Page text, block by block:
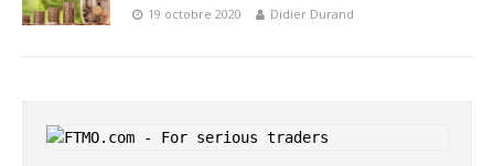
19 octobre 2020 Didier Durand